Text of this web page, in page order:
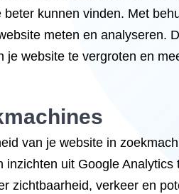
kunnen vinden. Met
meten en analyseren.
website te vergroten en
van je website in
uit Google
zichtbaarheid, verkeer en